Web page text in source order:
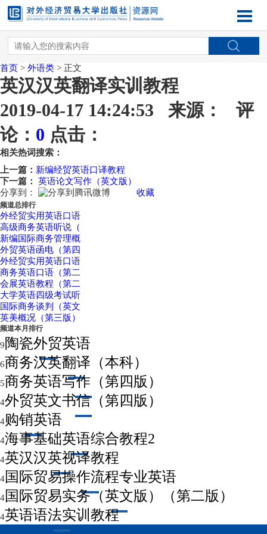
首页 > 外语类 > 正文
英汉汉英翻译实训教程
2019-04-17 14:24:53 来源： 评
论： 0 点击：
相关热词搜索：
上一篇： 新编经贸英语口译教程
下一篇：
英语论文写作（英文版）
分享到：
收藏
频道总排行
外经贸实用英语口语
高级商务英语听说（
新编国际商务管理概
外贸英语函电（第四
外经贸实用英语口语
商务英语口语（第二
会展英语教程（第二
大学英语四级考试听
国际商务谈判（英文
英美概况（第三版）
频道本月排行
9 陶瓷外贸英语
6商务汉英翻译（本科）
5商务英语写作（第四版）
4外贸英文书信（第四版）
4购销英语
4海事基础英语综合教程2
4英汉汉英视译教程
4国际贸易操作流程专业英语
4国际贸易实务（英文版）（第二版）
4英语语法实训教程